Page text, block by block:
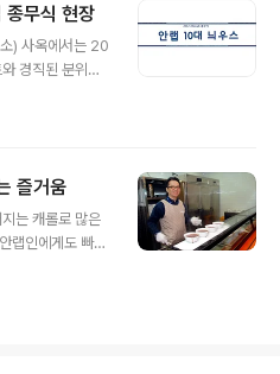
종무식 현장
) 사옥에서는 20
경직된 분위기
조를 거쳐 순위
뉴스의 진행을
나 대리. 아나운
안랩인의 귀를
나다. 2위는 매
즐거움
는 캐롤로 많은
랩인에게도 빠질
추운 겨울에 고